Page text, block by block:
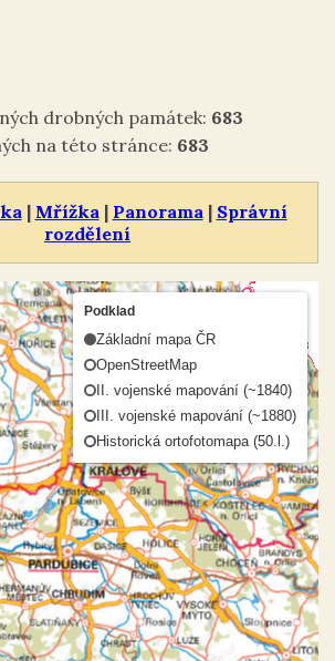
drobných památek: 683
na této stránce: 683
| Mřížka | Panorama | Správní
rozdělení
Podklad
Základní mapa ČR
OpenStreetMap
II. vojenské mapování (~1840)
III. vojenské mapování (~1880)
Historická ortofotomapa (50.l.)